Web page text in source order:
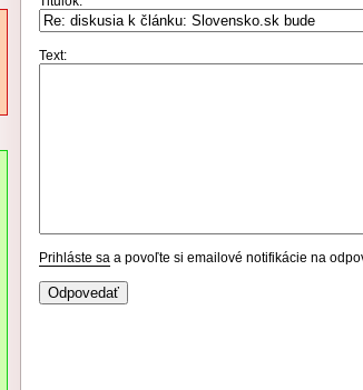
Text:
Prihláste sa a povoľte si emailové notifikácie na